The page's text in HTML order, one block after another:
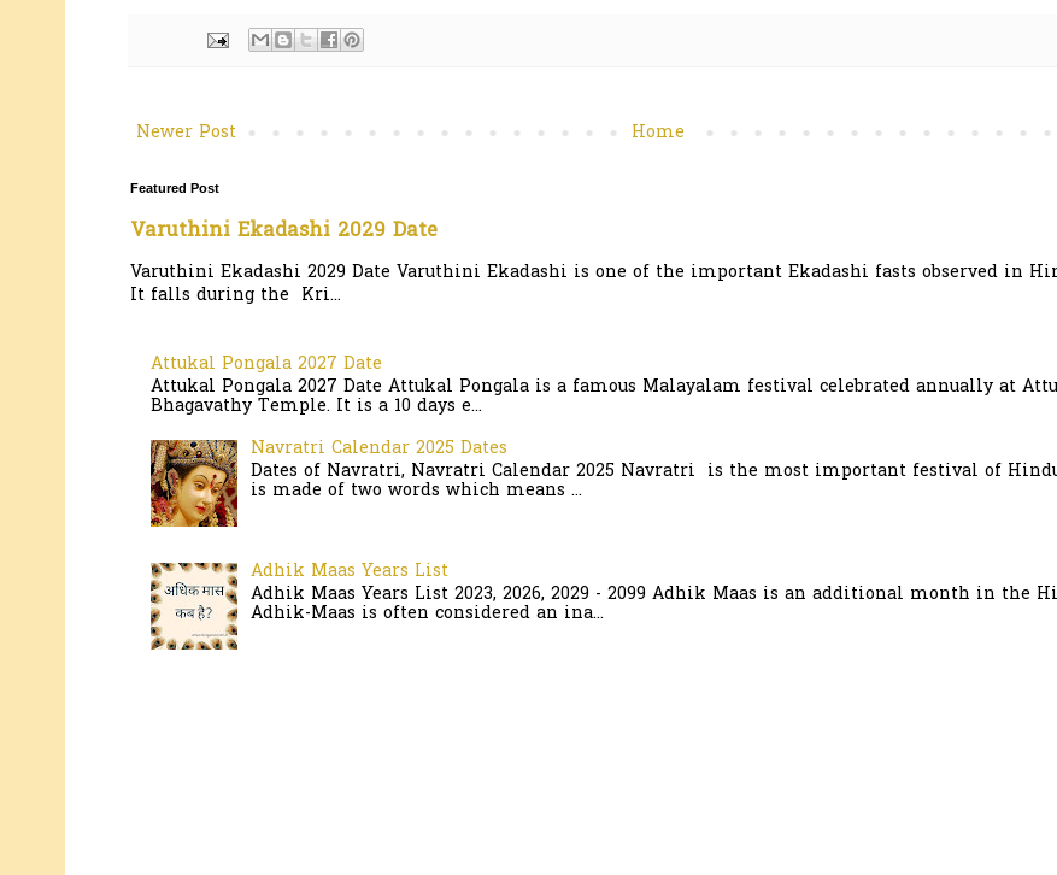
Newer Post Home
Featured Post
Varuthini Ekadashi 2029 Date
Varuthini Ekadashi 2029 Date Varuthini Ekadashi is one of the important Ekadashi fasts observed in
It falls during the Kri...
Attukal Pongala 2027 Date
Attukal Pongala 2027 Date Attukal Pongala is a famous Malayalam festival celebrated annually at
Bhagavathy Temple. It is a 10 days e...
Navratri Calendar 2025 Dates
Dates of Navratri, Navratri Calendar 2025 Navratri is the most important festival of
is made of two words which means ...
Adhik Maas Years List
Adhik Maas Years List 2023, 2026, 2029 - 2099 Adhik Maas is an additional month in the
Adhik-Maas is often considered an ina...